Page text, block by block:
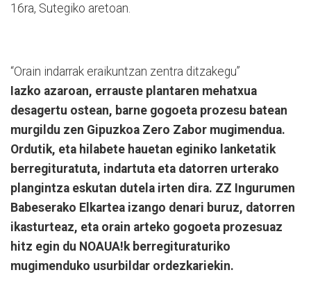
16ra, Sutegiko aretoan.
“Orain indarrak eraikuntzan zentra ditzakegu”
Iazko azaroan, errauste plantaren mehatxua
desagertu ostean, barne gogoeta prozesu batean
murgildu zen Gipuzkoa Zero Zabor mugimendua.
Ordutik, eta hilabete hauetan eginiko lanketatik
berregituratuta, indartuta eta datorren urterako
plangintza eskutan dutela irten dira. ZZ Ingurumen
Babeserako Elkartea izango denari buruz, datorren
ikasturteaz, eta orain arteko gogoeta prozesuaz
hitz egin du NOAUA!k berregituraturiko
mugimenduko usurbildar ordezkariekin.